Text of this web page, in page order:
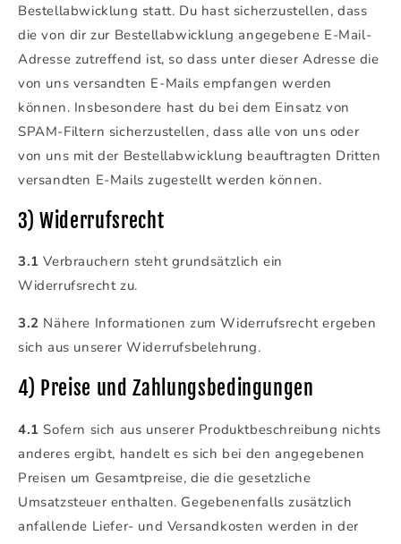
Bestellabwicklung statt. Du hast sicherzustellen, dass
die von dir zur Bestellabwicklung angegebene E-Mail-
Adresse zutreffend ist, so dass unter dieser Adresse die
von uns versandten E-Mails empfangen werden
können. Insbesondere hast du bei dem Einsatz von
SPAM-Filtern sicherzustellen, dass alle von uns oder
von uns mit der Bestellabwicklung beauftragten Dritten
versandten E-Mails zugestellt werden können.
3) Widerrufsrecht
3.1 Verbrauchern steht grundsätzlich ein
Widerrufsrecht zu.
3.2 Nähere Informationen zum Widerrufsrecht ergeben
sich aus unserer Widerrufsbelehrung.
4) Preise und Zahlungsbedingungen
4.1 Sofern sich aus unserer Produktbeschreibung nichts
anderes ergibt, handelt es sich bei den angegebenen
Preisen um Gesamtpreise, die die gesetzliche
Umsatzsteuer enthalten. Gegebenenfalls zusätzlich
anfallende Liefer- und Versandkosten werden in der